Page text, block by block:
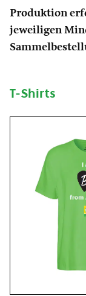
Produktion
jeweiligen
T-Shirts